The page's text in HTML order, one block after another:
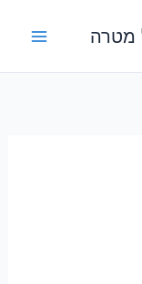
מטרה